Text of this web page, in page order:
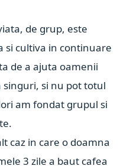
de grup, este
si cultiva in continuare
de a ajuta oamenii
si nu pot totul
am fondat grupul si
caz in care o doamna
3 zile a baut cafea